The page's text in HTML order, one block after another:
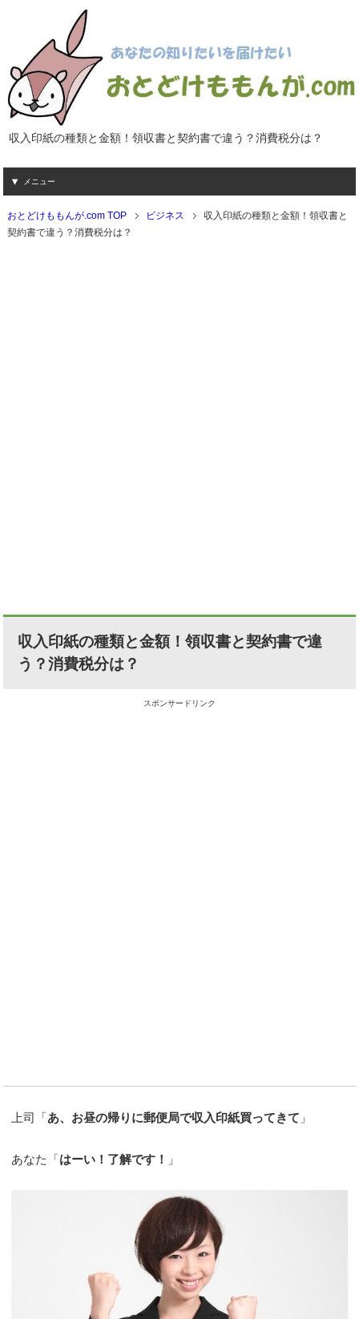
収入印紙の種類と金額！領収書と契約書で違う？消費税分は？
メニュー
おとどけももんが.com TOP ビジネス
収入印紙の種類と金額！領収書と
契約書で違う？消費税分は？
収入印紙の種類と金額！領収書と契約書で違
う？消費税分は？
スポンサードリンク
上司「あ、お昼の帰りに郵便局で収入印紙買ってきて 」
あなた「はーい！了解です！ 」